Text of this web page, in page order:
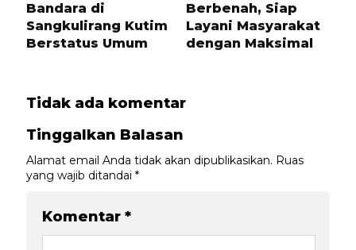
Bandara di
Sangkulirang Kutim
Berstatus Umum
Berbenah, Siap
Layani Masyarakat
dengan Maksimal
Tidak ada komentar
Tinggalkan Balasan
Alamat email Anda tidak akan dipublikasikan. Ruas
yang wajib ditandai *
Komentar *